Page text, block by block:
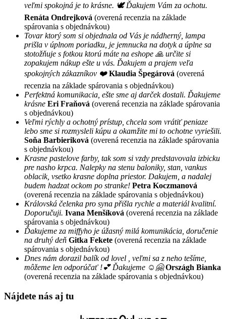
veľmi spokojná je to krásne. 🕊 Ďakujem Vám za ochotu.
Renáta Ondrejková (overená recenzia na základe
spárovania s objednávkou)
Tovar ktorý som si objednala od Vás je nádherný, lampa
prišla v úplnom poriadku, je jemnucka na dotyk a úplne sa
stotožňuje s fotkou ktorú máte na eshope 🙏 určite si
zopakujem nákup ešte u vás. Ďakujem a prajem veľa
spokojných zákazníkov ❤️ Klaudia Špegárová (overená
recenzia na základe spárovania s objednávkou)
Perfektná komunikacia, ešte sme aj darček dostali. Ďakujeme
krásne Eri Fraňová (overená recenzia na základe spárovania
s objednávkou)
Veľmi rýchly a ochotný prístup, chcela som vrátiť peniaze
lebo sme si rozmysleli kúpu a okamžite mi to ochotne vyriešili.
Soňa Barbieriková (overená recenzia na základe spárovania
s objednávkou)
Krasne pastelove farby, tak som si vzdy predstavovala izbicku
pre nasho krpca. Nalepky na stenu baloniky, stan, vankus
oblacik, vsetko krasne doplna priestor. Dakujem, a nadalej
budem hadzat ockom po stranke! Petra Koczmanová
(overená recenzia na základe spárovania s objednávkou)
Královská čelenka pro syna přišla rychle a materiál kvalitní.
Doporučuji. Ivana Menšíková (overená recenzia na základe
spárovania s objednávkou)
Ďakujeme za miffyho je úžasný milá komunikácia, doručenie
na druhý deň Gitka Fekete (overená recenzia na základe
spárovania s objednávkou)
Dnes nám dorazil balík od lovel , veľmi sa z neho tešíme,
môžeme len odporúčať !💕 Ďakujeme ☺️🤗 Országh Bianka
(overená recenzia na základe spárovania s objednávkou)
Nájdete nás aj tu